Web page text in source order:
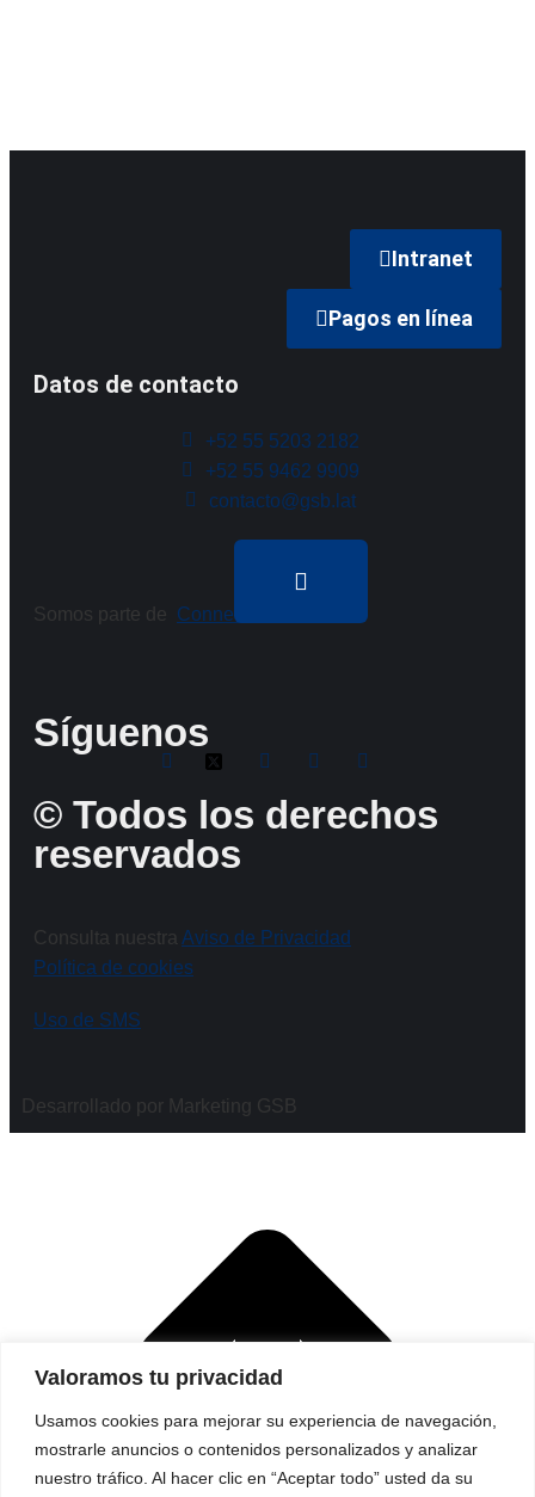
Valoramos tu privacidad
Usamos cookies para mejorar su experiencia de navegación,
mostrarle anuncios o contenidos personalizados y analizar
nuestro tráfico. Al hacer clic en “Aceptar todo” usted da su
Intranet
Pagos en línea
Datos de contacto
+52 55 5203 2182
+52 55 9462 9909
contacto@gsb.lat
Somos parte de Connect Americas
Síguenos
© Todos los derechos
reservados
Consulta nuestra Aviso de Privacidad
Política de cookies
Uso de SMS
Desarrollado por Marketing GSB